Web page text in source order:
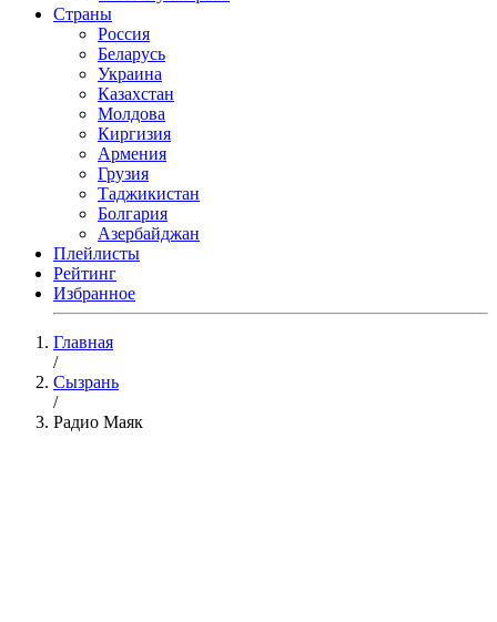
Страны
Россия
Беларусь
Украина
Казахстан
Молдова
Киргизия
Армения
Грузия
Таджикистан
Болгария
Азербайджан
Плейлисты
Рейтинг
Избранное
Главная
/
Сызрань
/
Радио Маяк